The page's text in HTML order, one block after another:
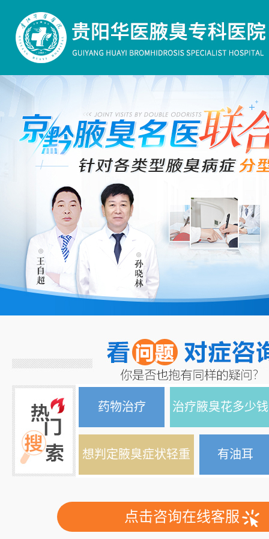
药物治疗 治疗腋臭花多少钱
想判定腋臭症状轻重 有油耳
点击咨询在线客服